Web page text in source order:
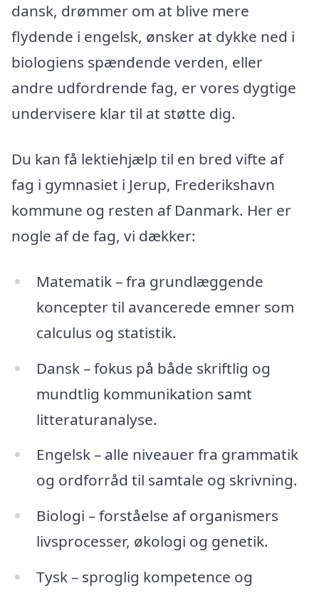
dansk, drømmer om at blive mere
flydende i engelsk, ønsker at dykke ned i
biologiens spændende verden, eller
andre udfordrende fag, er vores dygtige
undervisere klar til at støtte dig.
Du kan få lektiehjælp til en bred vifte af
fag i gymnasiet i Jerup, Frederikshavn
kommune og resten af Danmark. Her er
nogle af de fag, vi dækker:
Matematik – fra grundlæggende
koncepter til avancerede emner som
calculus og statistik.
Dansk – fokus på både skriftlig og
mundtlig kommunikation samt
litteraturanalyse.
Engelsk – alle niveauer fra grammatik
og ordforråd til samtale og skrivning.
Biologi – forståelse af organismers
livsprocesser, økologi og genetik.
Tysk – sproglig kompetence og